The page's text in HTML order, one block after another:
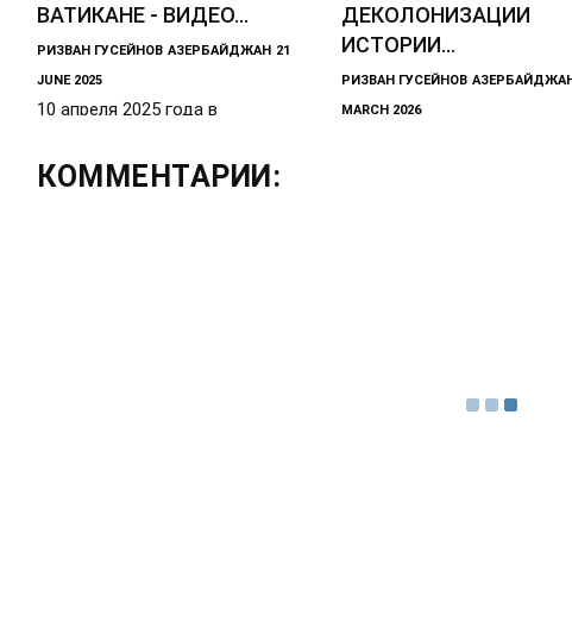
ВАТИКАНЕ - ВИДЕО...
РИЗВАН ГУСЕЙНОВ АЗЕРБАЙДЖАН 21
JUNE 2025
10 апреля 2025 года в
Папском Университете Святого
ДЕКОЛОНИЗАЦИИ
ИСТОРИИ...
РИЗВАН ГУСЕЙНОВ
MARCH 2026
КОММЕНТАРИИ: